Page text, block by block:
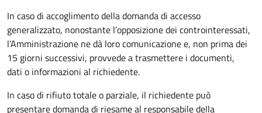
In caso di accoglimento della domanda di accesso
generalizzato, nonostante l’opposizione dei controinteressati,
l’Amministrazione ne dà loro comunicazione e, non prima dei
15 giorni successivi, provvede a trasmettere i documenti,
dati o informazioni al richiedente.
In caso di rifiuto totale o parziale, il richiedente può
presentare domanda di riesame al responsabile della